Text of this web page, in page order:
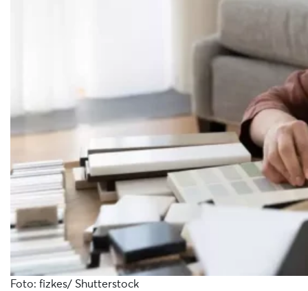
Foto: fizkes/ Shutterstock